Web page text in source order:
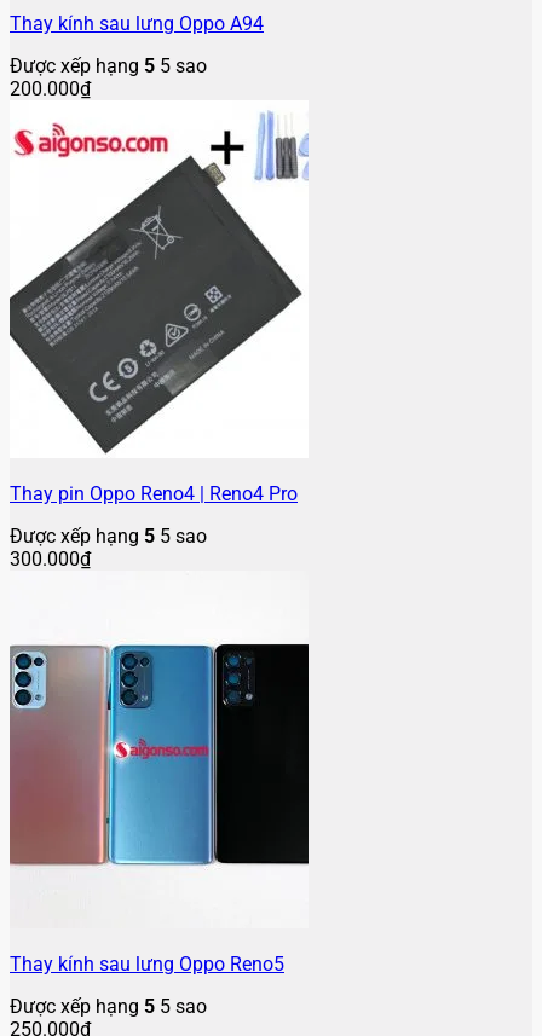
Thay kính sau lưng Oppo A94
Được xếp hạng 5 5 sao
200.000₫
Thay pin Oppo Reno4 | Reno4 Pro
Được xếp hạng 5 5 sao
300.000₫
Thay kính sau lưng Oppo Reno5
Được xếp hạng 5 5 sao
250.000₫